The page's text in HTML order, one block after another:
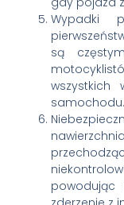
Wypadki
są
wszystkich
samochodu.